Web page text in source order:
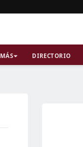
MÁS DIRECTORIO